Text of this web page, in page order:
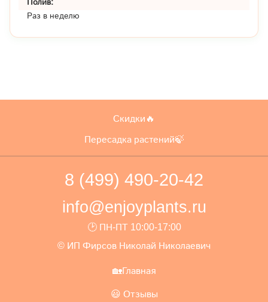
Раз в неделю
Скидки🔥
Пересадка растений🍃
8 (499) 490-20-42
info@enjoyplants.ru
🕑 ПН-ПТ 10:00-17:00
© ИП Фирсов Николай Николаевич
🏡Главная
😃 Отзывы